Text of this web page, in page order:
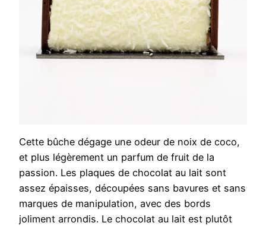
Cette bûche dégage une odeur de noix de coco,
et plus légèrement un parfum de fruit de la
passion. Les plaques de chocolat au lait sont
assez épaisses, découpées sans bavures et sans
marques de manipulation, avec des bords
joliment arrondis. Le chocolat au lait est plutôt